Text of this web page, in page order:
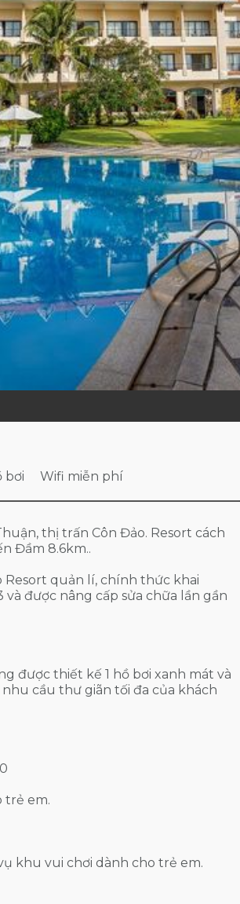
bơi Wifi miễn phí
thị trấn Côn Đảo. Resort cách
Đầm 8.6km..
Resort quản lí, chính thức khai
được nâng cấp sửa chữa lần gần
được thiết kế 1 hồ bơi xanh mát và
cầu thư giãn tối đa của khách
trẻ em.
khu vui chơi dành cho trẻ em.